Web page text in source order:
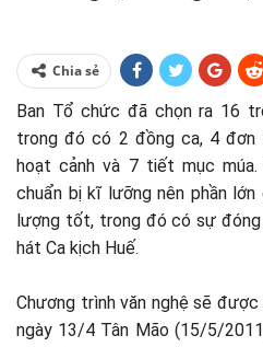
Chia sẻ
Ban Tổ chức đã chọn ra 16
trong đó có 2 đồng ca, 4 đơn
hoạt cảnh và 7 tiết mục
chuẩn bị kĩ lưỡng nên phần
lượng tốt, trong đó có sự
hát Ca kịch Huế.
Chương trình văn nghệ sẽ
ngày 13/4 Tân Mão (15/5/